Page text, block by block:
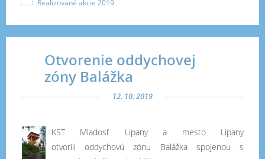
Realizované akcie 2019
Otvorenie oddychovej
zóny Balážka
12. 10. 2019
KST Mladosť Lipany a mesto Lipany
otvorili oddychovú zónu Balážka spojenou s